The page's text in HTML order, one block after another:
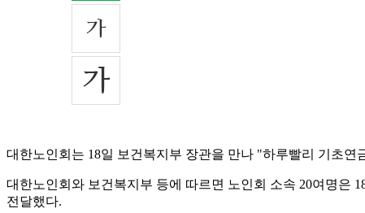
대한노인회는 18일 보건복지부 장관을 만나 "하루빨리 기초
대한노인회와 보건복지부 등에 따르면 노인회 소속 20여명은
전달했다.